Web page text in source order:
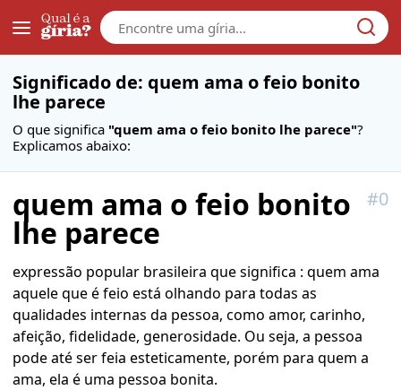
Galera
Significado de: quem ama o feio bonito
lhe parece
O que significa "quem ama o feio bonito lhe parece"?
Explicamos abaixo:
#0
quem ama o feio bonito
lhe parece
expressão popular brasileira que significa : quem ama
aquele que é feio está olhando para todas as
qualidades internas da pessoa, como amor, carinho,
afeição, fidelidade, generosidade. Ou seja, a pessoa
pode até ser feia esteticamente, porém para quem a
ama, ela é uma pessoa bonita.